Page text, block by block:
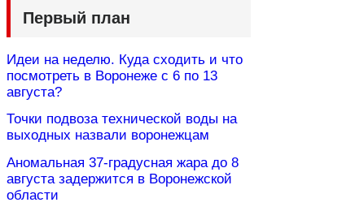
Первый план
Идеи на неделю. Куда сходить и что
посмотреть в Воронеже с 6 по 13
августа?
Точки подвоза технической воды на
выходных назвали воронежцам
Аномальная 37-градусная жара до 8
августа задержится в Воронежской
области